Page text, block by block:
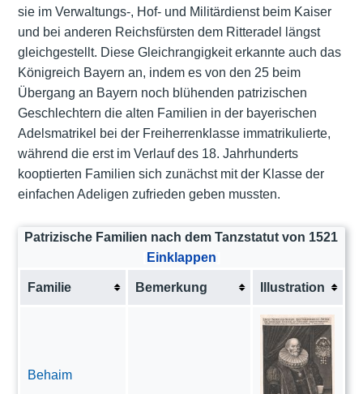
sie im Verwaltungs-, Hof- und Militärdienst beim Kaiser
und bei anderen Reichsfürsten dem Ritteradel längst
gleichgestellt. Diese Gleichrangigkeit erkannte auch das
Königreich Bayern an, indem es von den 25 beim
Übergang an Bayern noch blühenden patrizischen
Geschlechtern die alten Familien in der bayerischen
Adelsmatrikel bei der Freiherrenklasse immatrikulierte,
während die erst im Verlauf des 18. Jahrhunderts
kooptierten Familien sich zunächst mit der Klasse der
einfachen Adeligen zufrieden geben mussten.
Patrizische Familien nach dem Tanzstatut von 1521
Einklappen
Familie Bemerkung Illustration
Behaim